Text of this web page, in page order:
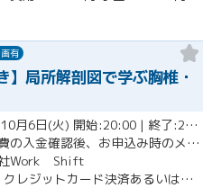
有
】局所解剖図で学ぶ胸椎・
2026年10月6日(火) 開始:20:00 | 終了:22:00 | 開場:19:45開催
・参加費の入金確認後、お申込み時のメールアドレスに視聴用URLをお送りします。
Work Shift
¥2,500 クレジットカード決済あるいは銀行振込となります。